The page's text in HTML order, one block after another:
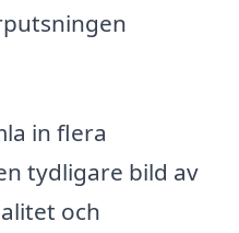
in flera
tydligare bild av
och